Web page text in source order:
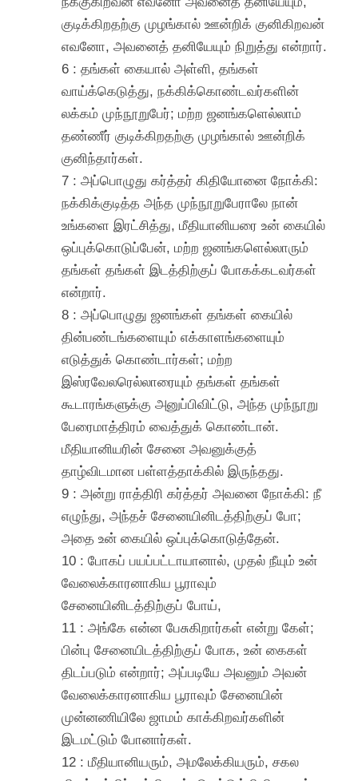
குடிக்கிறதற்கு முழங்கால் ஊன்றிக் குனிகிறவன்
எவனோ, அவனைத் தனியேயும் நிறுத்து என்றார்.
6 : தங்கள் கையால் அள்ளி, தங்கள்
வாய்க்கெடுத்து, நக்கிக்கொண்டவர்களின்
லக்கம் முந்நூறுபேர்; மற்ற ஜனங்களெல்லாம்
தண்ணீர் குடிக்கிறதற்கு முழங்கால் ஊன்றிக்
குனிந்தார்கள்.
7 : அப்பொழுது கர்த்தர் கிதியோனை நோக்கி:
நக்கிக்குடித்த அந்த முந்நூறுபேராலே நான்
உங்களை இரட்சித்து, மீதியானியரை உன் கையில்
ஒப்புக்கொடுப்பேன், மற்ற ஜனங்களெல்லாரும்
தங்கள் தங்கள் இடத்திற்குப் போகக்கடவர்கள்
என்றார்.
8 : அப்பொழுது ஜனங்கள் தங்கள் கையில்
தின்பண்டங்களையும் எக்காளங்களையும்
எடுத்துக் கொண்டார்கள்; மற்ற
இஸ்ரவேலரெல்லாரையும் தங்கள் தங்கள்
கூடாரங்களுக்கு அனுப்பிவிட்டு, அந்த முந்நூறு
பேரைமாத்திரம் வைத்துக் கொண்டான்.
மீதியானியரின் சேனை அவனுக்குத்
தாழ்விடமான பள்ளத்தாக்கில் இருந்தது.
9 : அன்று ராத்திரி கர்த்தர் அவனை நோக்கி: நீ
எழுந்து, அந்தச் சேனையினிடத்திற்குப் போ;
அதை உன் கையில் ஒப்புக்கொடுத்தேன்.
10 : போகப் பயப்பட்டாயானால், முதல் நீயும் உன்
வேலைக்காரனாகிய பூராவும்
சேனையினிடத்திற்குப் போய்,
11 : அங்கே என்ன பேசுகிறார்கள் என்று கேள்;
பின்பு சேனையிடத்திற்குப் போக, உன் கைகள்
திடப்படும் என்றார்; அப்படியே அவனும் அவன்
வேலைக்காரனாகிய பூராவும் சேனையின்
முன்னணியிலே ஜாமம் காக்கிறவர்களின்
இடமட்டும் போனார்கள்.
12 : மீதியானியரும், அமலேக்கியரும், சகல